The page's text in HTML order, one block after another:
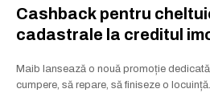
Cashback pentru
cadastrale la creditul
Maib lansează o nouă promoție
cumpere, să repare, să finiseze o